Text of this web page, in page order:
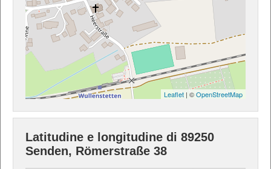
Leaflet | ©OpenStreetMap
Latitudine e longitudine di 89250
Senden, Römerstraße 38